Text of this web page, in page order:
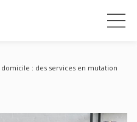
domicile : des services en mutation